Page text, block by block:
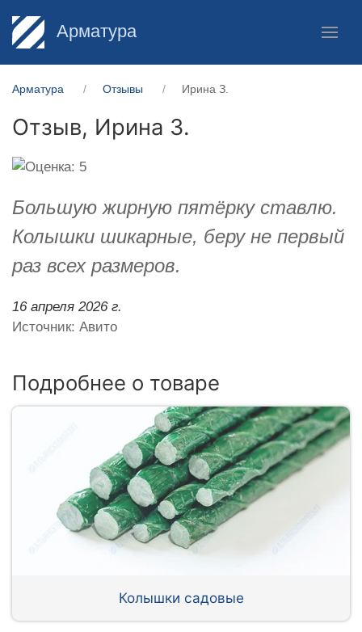
Арматура
Арматура Отзывы Ирина З.
Отзыв, Ирина З.
Большую жирную пятёрку ставлю.
Колышки шикарные, беру не первый
раз всех размеров.
16 апреля 2026 г.
Источник: Авито
Подробнее о товаре
Колышки садовые